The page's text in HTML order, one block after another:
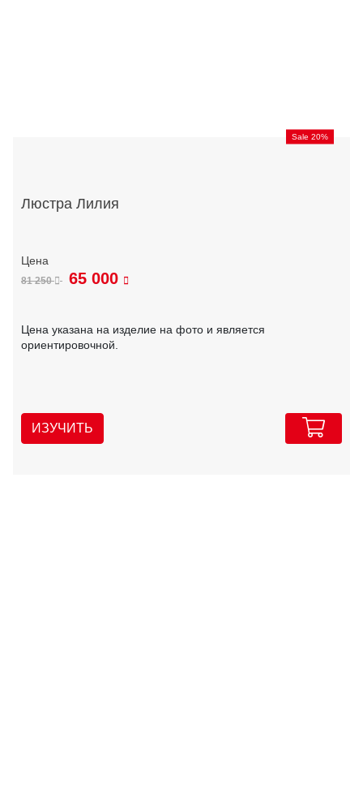
Sale 20%
Люстра Лилия
81 250 65 000
Цена указана на изделие на фото и является
ориентировочной.
ИЗУЧИТЬ